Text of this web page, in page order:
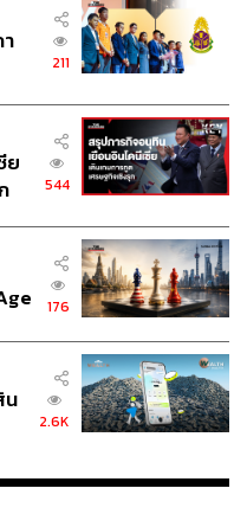
นี่คือครั้งแรกที่ได้เปิดตัว
อะมากๆ การเปิดตัวเพลง
แฟนคลับจะได้รับชม MV
ที ก็คอยลุ้นกันว่าแฟนคลับ
นแล้วว่าเสียงตอบรับดี
ยเต้นเพลงแนวนี้มาก่อน
ดรายการอะไรก็จะคอยไป
งปรับตรงไหน
ว่าเป็นวันที่ชอบมากที่สุด มี
พราะได้รับกำลังใจมาจาก
ดงครั้งนั้นเป็นไปด้วย
ากที่ได้เต้นเพลงนี้ วันนั้นก็
211
ย
544
176
น
2.6K